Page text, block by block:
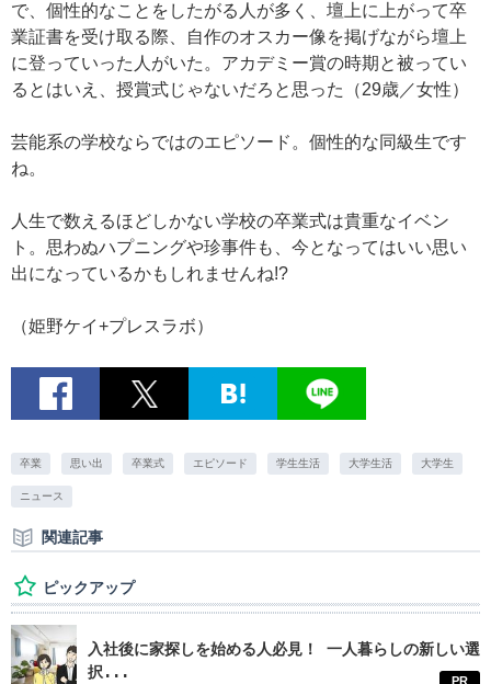
で、個性的なことをしたがる人が多く、壇上に上がって卒
業証書を受け取る際、自作のオスカー像を掲げながら壇上
に登っていった人がいた。アカデミー賞の時期と被ってい
るとはいえ、授賞式じゃないだろと思った（29歳／女性）
芸能系の学校ならではのエピソード。個性的な同級生です
ね。
人生で数えるほどしかない学校の卒業式は貴重なイベン
ト。思わぬハプニングや珍事件も、今となってはいい思い
出になっているかもしれませんね!?
（姫野ケイ+プレスラボ）
卒業 思い出 卒業式 エピソード 学生生活 大学生活 大学生
ニュース
関連記事
ピックアップ
入社後に家探しを始める人必見！ 一人暮らしの新しい選
択...
PR